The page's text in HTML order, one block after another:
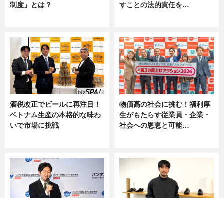
制度」とは？
すことの法的責任を…
酒税改正でビールに再注目！
ベトナム生産の本格的な味わ
いで市場に挑戦
物価高の社会に挑む！福利厚
生がもたらす従業員・企業・
社会への恩恵と可能…